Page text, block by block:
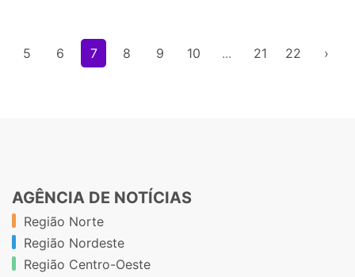
5 6 7 8 9 10 ... 21 22 ›
AGÊNCIA DE NOTÍCIAS
Região Norte
Região Nordeste
Região Centro-Oeste